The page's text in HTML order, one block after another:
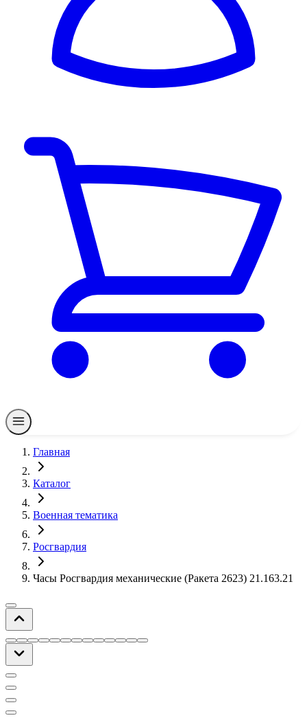
Главная
Каталог
Военная тематика
Росгвардия
Часы Росгвардия механические (Ракета 2623) 21.163.21